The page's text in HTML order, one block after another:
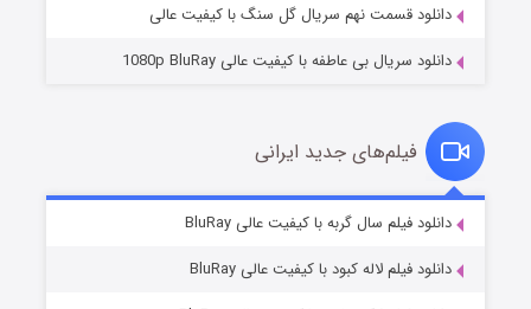
قسمت۷ (زیرنویس) منتشر شد
دانلود قسمت نهم سریال گل سنگ با کیفیت عالی
دانلود سریال بی عاطفه با کیفیت عالی 1080p BluRay
فیلم‌های جدید ایرانی
دانلود فیلم سال گربه با کیفیت عالی BluRay
دانلود فیلم لاله کبود با کیفیت عالی BluRay